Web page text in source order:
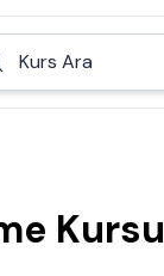
Kurs Ara
Kursu